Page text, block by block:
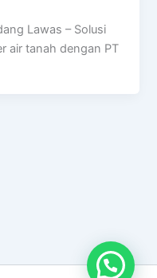
Lawas – Solusi
air tanah dengan PT